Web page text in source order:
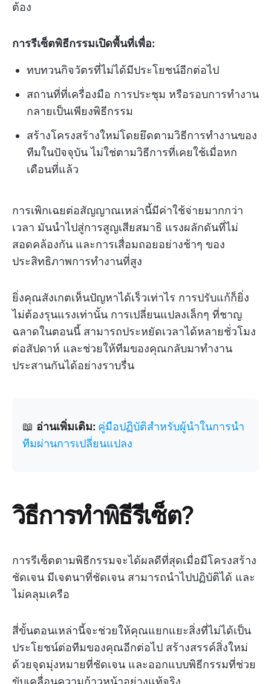
ต้อง
การรีเซ็ตพิธีกรรมเปิดพื้นที่เพื่อ:
ทบทวนกิจวัตรที่ไม่ได้มีประโยชน์อีกต่อไป
สถานที่ที่เครื่องมือ การประชุม หรือรอบการทำงาน
กลายเป็นเพียงพิธีกรรม
สร้างโครงสร้างใหม่โดยยึดตามวิธีการทำงานของ
ทีมในปัจจุบัน ไม่ใช่ตามวิธีการที่เคยใช้เมื่อหก
เดือนที่แล้ว
การเพิกเฉยต่อสัญญาณเหล่านี้มีค่าใช้จ่ายมากกว่า
เวลา มันนำไปสู่การสูญเสียสมาธิ แรงผลักดันที่ไม่
สอดคล้องกัน และการเสื่อมถอยอย่างช้าๆ ของ
ประสิทธิภาพการทำงานที่สูง
ยิ่งคุณสังเกตเห็นปัญหาได้เร็วเท่าไร การปรับแก้ก็ยิ่ง
ไม่ต้องรุนแรงเท่านั้น การเปลี่ยนแปลงเล็กๆ ที่ชาญ
ฉลาดในตอนนี้ สามารถประหยัดเวลาได้หลายชั่วโมง
ต่อสัปดาห์ และช่วยให้ทีมของคุณกลับมาทำงาน
ประสานกันได้อย่างราบรื่น
📖 อ่านเพิ่มเติม: คู่มือปฏิบัติสำหรับผู้นำในการนำ
ทีมผ่านการเปลี่ยนแปลง
วิธีการทำพิธีรีเซ็ต?
การรีเซ็ตตามพิธีกรรมจะได้ผลดีที่สุดเมื่อมีโครงสร้าง
ชัดเจน มีเจตนาที่ชัดเจน สามารถนำไปปฏิบัติได้ และ
ไม่คลุมเครือ
สี่ขั้นตอนเหล่านี้จะช่วยให้คุณแยกแยะสิ่งที่ไม่ได้เป็น
ประโยชน์ต่อทีมของคุณอีกต่อไป สร้างสรรค์สิ่งใหม่
ด้วยจุดมุ่งหมายที่ชัดเจน และออกแบบพิธีกรรมที่ช่วย
ขับเคลื่อนความก้าวหน้าอย่างแท้จริง